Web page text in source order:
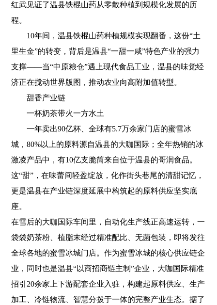
红武见证了温县铁棍山药从零散种植到规模化发展的历
程。
10年间，温县铁棍山药种植规模实现翻番，这份“土
里生金”的转变，背后是温县“一甜一咸”特色产业的强力
支撑——当“中原粮仓”遇上现代食品工业，温县的味觉经
济正在搅动世界版图，推动农业向高附加值转型。
甜香产业链
一杯奶茶带火一方水土
一年卖出90亿杯、全球有5.7万余家门店的蜜雪冰
城，80%以上的原料源自温县的大咖国际；全年热销的冰
激凌产品中，有10亿支脆筒来自位于温县的哥润食品。
这“甜”，在味蕾间轻盈绽放，化作街头巷尾的清甜记忆，
更是温县在产业链深度延展中构筑起的原料供应坚实底
座。
在雪后的大咖国际车间里，自动化生产线正高速运转，一
袋袋奶茶粉、植脂末经过精准配比、无菌包装，即将发往
全球各地的蜜雪冰城门店。作为蜜雪冰城的核心供应链企
业，同时也是温县“以商招商链主制”企业，大咖国际精准
招引20余家上下游配套企业入驻，构建起原料供应、生产
加工、冷链物流、智慧分拨于一体的完整产业生态。据了